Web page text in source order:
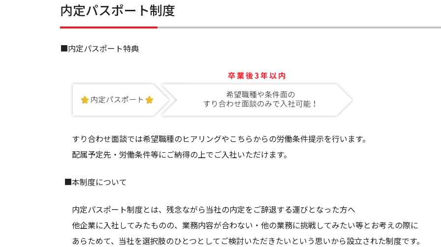
内定パスポート制度
■内定パスポート特典
すり合わせ面談では希望職種のヒアリングやこちらからの労働条件提示を行います。
配属予定先・労働条件等にご納得の上でご入社いただけます。
■本制度について
内定パスポート制度とは、残念ながら当社の内定をご辞退する運びとなった方へ
他企業に入社してみたものの、業務内容が合わない・他の業務に挑戦してみたい等とお考えの際に
あらためて、当社を選択肢のひとつとしてご検討いただきたいという思いから設立された制度です。